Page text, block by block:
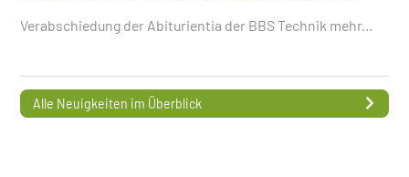
Verabschiedung der Abiturientia der BBS Technik mehr...
Alle Neuigkeiten im Überblick